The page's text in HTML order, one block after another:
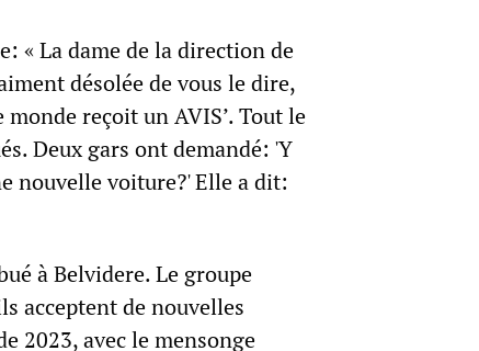
« La dame de la direction de
désolée de vous le dire,
reçoit un AVIS’. Tout le
Deux gars ont demandé: 'Y
nouvelle voiture?' Elle a dit:
à Belvidere. Le groupe
acceptent de nouvelles
2023, avec le mensonge